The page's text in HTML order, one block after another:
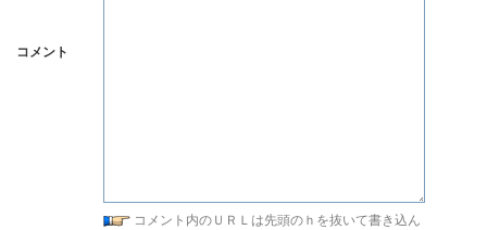
コメント
コメント内のＵＲＬは先頭のｈを抜いて書き込ん